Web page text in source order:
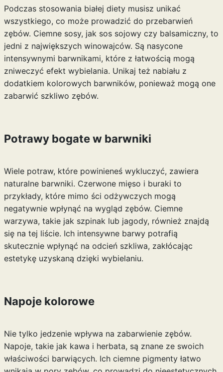
Podczas stosowania białej diety musisz unikać
wszystkiego, co może prowadzić do przebarwień
zębów. Ciemne sosy, jak sos sojowy czy balsamiczny, to
jedni z największych winowajców. Są nasycone
intensywnymi barwnikami, które z łatwością mogą
zniweczyć efekt wybielania. Unikaj też nabiału z
dodatkiem kolorowych barwników, ponieważ mogą one
zabarwić szkliwo zębów.
Potrawy bogate w barwniki
Wiele potraw, które powinieneś wykluczyć, zawiera
naturalne barwniki. Czerwone mięso i buraki to
przykłady, które mimo ści odżywczych mogą
negatywnie wpłynąć na wygląd zębów. Ciemne
warzywa, takie jak szpinak lub jagody, również znajdą
się na tej liście. Ich intensywne barwy potrafią
skutecznie wpłynąć na odcień szkliwa, zakłócając
estetykę uzyskaną dzięki wybielaniu.
Napoje kolorowe
Nie tylko jedzenie wpływa na zabarwienie zębów.
Napoje, takie jak kawa i herbata, są znane ze swoich
właściwości barwiących. Ich ciemne pigmenty łatwo